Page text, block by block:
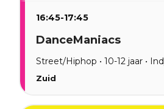
16:45-17:45
DanceManiacs
Street/Hiphop • 10-12 jaar •
Zuid